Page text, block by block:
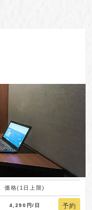
価格(1日上限)
4,290円/日 予約